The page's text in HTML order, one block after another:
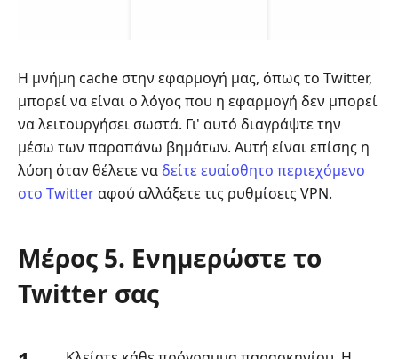
Η μνήμη cache στην εφαρμογή μας, όπως το Twitter,
μπορεί να είναι ο λόγος που η εφαρμογή δεν μπορεί
να λειτουργήσει σωστά. Γι' αυτό διαγράψτε την
μέσω των παραπάνω βημάτων. Αυτή είναι επίσης η
λύση όταν θέλετε να δείτε ευαίσθητο περιεχόμενο
στο Twitterαφού αλλάξετε τις ρυθμίσεις VPN.
Μέρος 5. Ενημερώστε το
Twitter σας